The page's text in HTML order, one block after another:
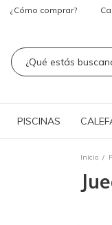
¿Cómo comprar?
PISCINAS
Inicio /